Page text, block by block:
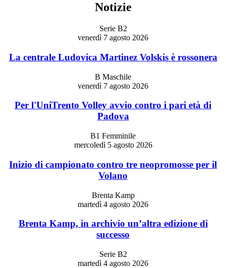
Notizie
Serie B2
venerdì 7 agosto 2026
La centrale Ludovica Martinez Volskis è rossonera
B Maschile
venerdì 7 agosto 2026
Per l'UniTrento Volley avvio contro i pari età di
Padova
B1 Femminile
mercoledì 5 agosto 2026
Inizio di campionato contro tre neopromosse per il
Volano
Brenta Kamp
martedì 4 agosto 2026
Brenta Kamp, in archivio un’altra edizione di
successo
Serie B2
martedì 4 agosto 2026